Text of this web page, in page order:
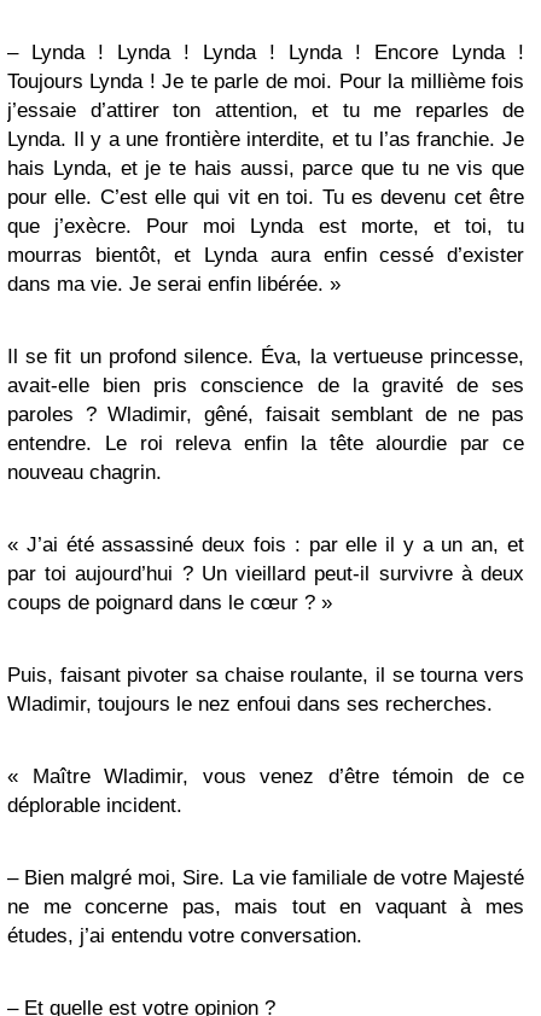
– Lynda ! Lynda ! Lynda ! Lynda ! Encore Lynda !
Toujours Lynda ! Je te parle de moi. Pour la millième fois
j’essaie d’attirer ton attention, et tu me reparles de
Lynda. Il y a une frontière interdite, et tu l’as franchie. Je
hais Lynda, et je te hais aussi, parce que tu ne vis que
pour elle. C’est elle qui vit en toi. Tu es devenu cet être
que j’exècre. Pour moi Lynda est morte, et toi, tu
mourras bientôt, et Lynda aura enfin cessé d’exister
dans ma vie. Je serai enfin libérée. »
Il se fit un profond silence. Éva, la vertueuse princesse,
avait-elle bien pris conscience de la gravité de ses
paroles ? Wladimir, gêné, faisait semblant de ne pas
entendre. Le roi releva enfin la tête alourdie par ce
nouveau chagrin.
« J’ai été assassiné deux fois : par elle il y a un an, et
par toi aujourd’hui ? Un vieillard peut-il survivre à deux
coups de poignard dans le cœur ? »
Puis, faisant pivoter sa chaise roulante, il se tourna vers
Wladimir, toujours le nez enfoui dans ses recherches.
« Maître Wladimir, vous venez d’être témoin de ce
déplorable incident.
– Bien malgré moi, Sire. La vie familiale de votre Majesté
ne me concerne pas, mais tout en vaquant à mes
études, j’ai entendu votre conversation.
– Et quelle est votre opinion ?